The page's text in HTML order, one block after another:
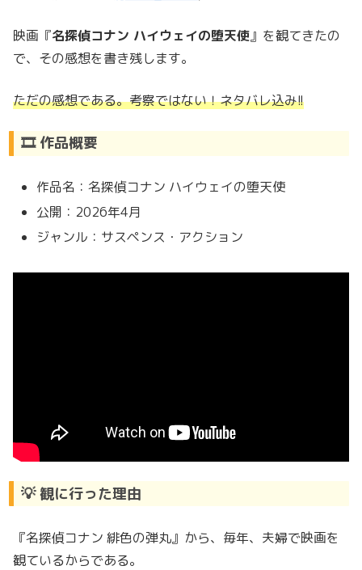
映画『名探偵コナン ハイウェイの堕天使』を観てきたの
で、その感想を書き残します。
ただの感想である。考察ではない！ネタバレ込み!!
🎞️ 作品概要
作品名：名探偵コナン ハイウェイの堕天使
公開：2026年4月
ジャンル：サスペンス・アクション
💡 観に行った理由
『名探偵コナン 緋色の弾丸』から、毎年、夫婦で映画を
観ているからである。